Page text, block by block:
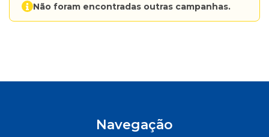
Não foram encontradas outras campanhas.
Navegação